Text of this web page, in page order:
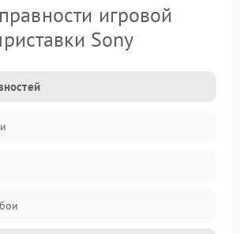
игровой
Sony